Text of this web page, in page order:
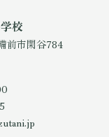
校
前市閑谷784